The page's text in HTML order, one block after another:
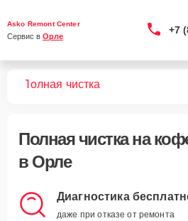
Asko Remont Center
Сервис в Орле
+7
Полная чистка
Полная чисткана
в Орле
Диагностика
даже при отказе от ремонта